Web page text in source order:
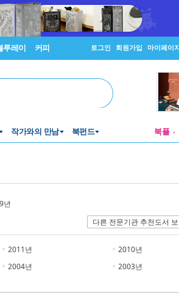
루레이 커피 로그인 회원가입 마이페이
작가와의 만남 북펀드 북플
년
다른 전문기관 추천도서
2011년
2010년
2004년
2003년